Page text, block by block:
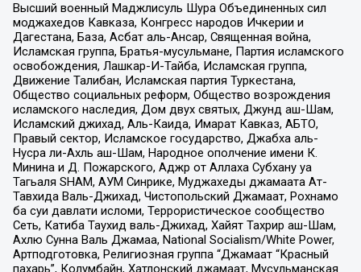
Высший военный Маджлисуль Шура Объединенных сил
моджахедов Кавказа, Конгресс народов Ичкерии и
Дагестана, База, Асбат аль-Ансар, Священная война,
Исламская группа, Братья-мусульмане, Партия исламского
освобождения, Лашкар-И-Тайба, Исламская группа,
Движение Талибан, Исламская партия Туркестана,
Общество социальных реформ, Общество возрождения
исламского наследия, Дом двух святых, Джунд аш-Шам,
Исламский джихад, Аль-Каида, Имарат Кавказ, АБТО,
Правый сектор, Исламское государство, Джабха аль-
Нусра ли-Ахль аш-Шам, Народное ополчение имени К.
Минина и Д. Пожарского, Аджр от Аллаха Субхану уа
Тагьаля SHAM, АУМ Синрике, Муджахеды джамаата Ат-
Тавхида Валь-Джихад, Чистопольский Джамаат, Рохнамо
ба суи давлати исломи, Террористическое сообщество
Сеть, Катиба Таухид валь-Джихад, Хайят Тахрир аш-Шам,
Ахлю Сунна Валь Джамаа, National Socialism/White Power,
Артподготовка, Религиозная группа “Джамаат “Красный
пахарь”, Колумбайн, Хатлонский джамаат, Мусульманская